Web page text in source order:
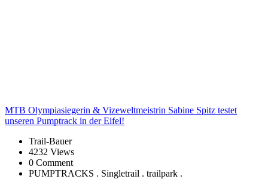
MTB Olympiasiegerin & Vizeweltmeistrin Sabine Spitz testet
unseren Pumptrack in der Eifel!
Trail-Bauer
4232 Views
0 Comment
PUMPTRACKS . Singletrail . trailpark .